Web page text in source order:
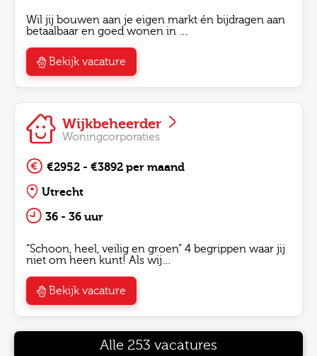
Wil jij bouwen aan je eigen markt én bijdragen aan
betaalbaar en goed wonen in …
Bekijk vacature
Wijkbeheerder
Woningcorporaties
€2952 - €3892 per maand
Utrecht
36 - 36 uur
“Schoon, heel, veilig en groen” 4 begrippen waar jij
niet om heen kunt! Als wij…
Bekijk vacature
Alle 253 vacatures